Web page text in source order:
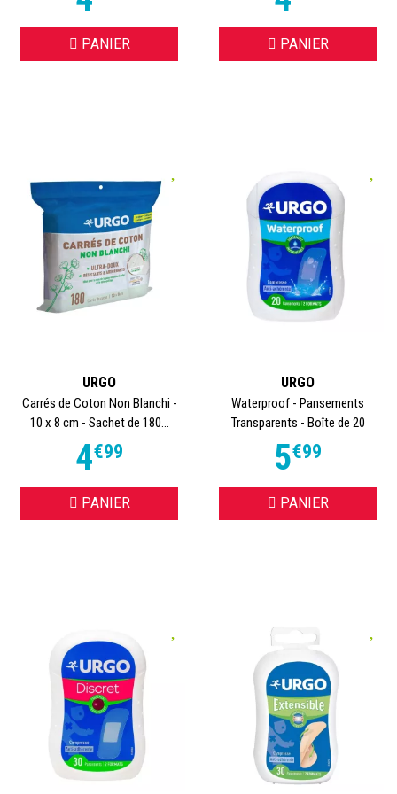
PANIER PANIER
URGO
Carrés de Coton Non Blanchi -
10 x 8 cm - Sachet de 180...
4€99
PANIER
URGO
Waterproof - Pansements
Transparents - Boîte de 20
5€99
PANIER